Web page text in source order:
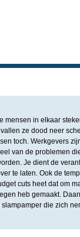
mensen in elkaar
ze dood neer
toch. Werkgevers
van de problemen
Je dient de
te laten. Ook de
cuts heet dat om
heb gemaakt.
die zich